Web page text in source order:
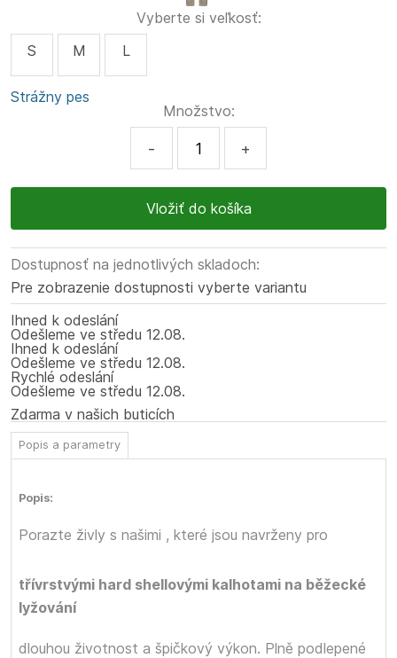
Vyberte si veľkosť:
S
M L
Strážny pes
Množstvo:
- +
Dostupnosť na jednotlivých skladoch:
Pre zobrazenie dostupnosti vyberte variantu
Ihned k odeslání
Odešleme ve středu 12.08.
Ihned k odeslání
Odešleme ve středu 12.08.
Rychlé odeslání
Odešleme ve středu 12.08.
Zdarma v našich buticích
Popis a parametry
Popis:
Porazte živly s našimi
třívrstvými hard shellovými kalhotami na běžecké
lyžování
, které jsou navrženy pro
dlouhou životnost a špičkový výkon. Plně podlepené